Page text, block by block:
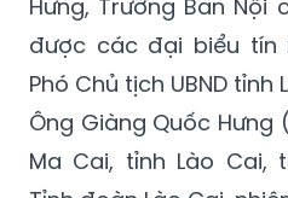
Phó Chủ tịch UBND tỉnh
Ông Giàng Quốc Hưng
Ma Cai, tỉnh Lào Cai,
Tỉnh đoàn Lào Cai,
Ngày 9/1/2020, Tỉnh